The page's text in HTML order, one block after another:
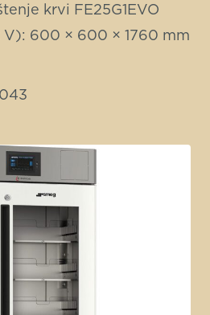
krvi FE25G1EVO
V): 600 × 600 × 1760 mm